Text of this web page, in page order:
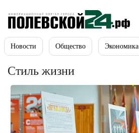
Новости Общество Экономика
Стиль жизни